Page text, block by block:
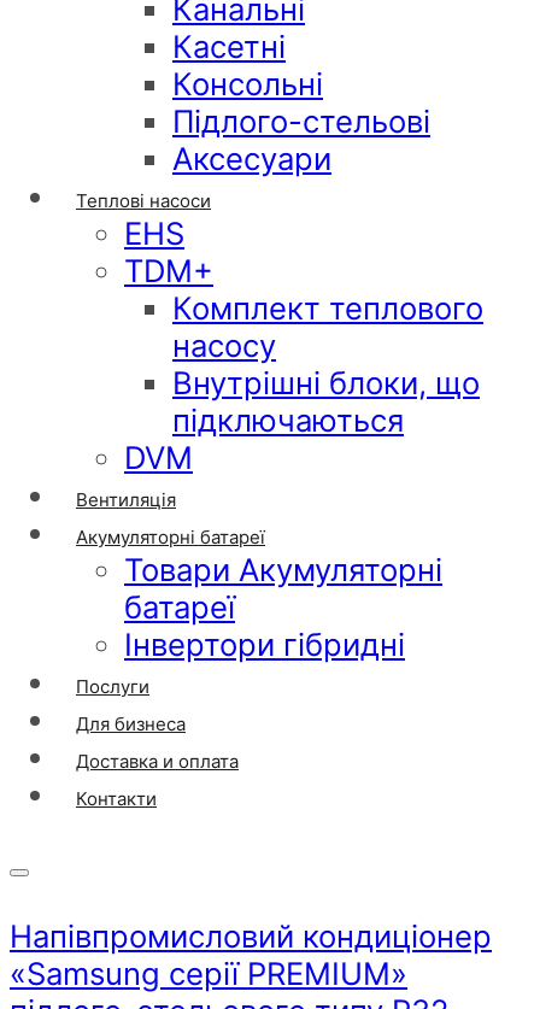
Канальні
Касетні
Консольні
Підлого-стельові
Аксесуари
Теплові насоси
EHS
TDM+
Комплект теплового
насосу
Внутрішні блоки, що
підключаються
DVM
Вентиляція
Акумуляторні батареї
Товари Акумуляторні
батареї
Інвертори гібридні
Послуги
Для бизнеса
Доставка и оплата
Контакти
Напівпромисловий кондиціонер
«Samsung серії PREMIUM»